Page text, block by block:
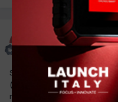
DIEGO DL
Inviato 18 Novembre
Salve ho in officina una jeep
(valvola di aspirazione 1,
mi da in off il sistema